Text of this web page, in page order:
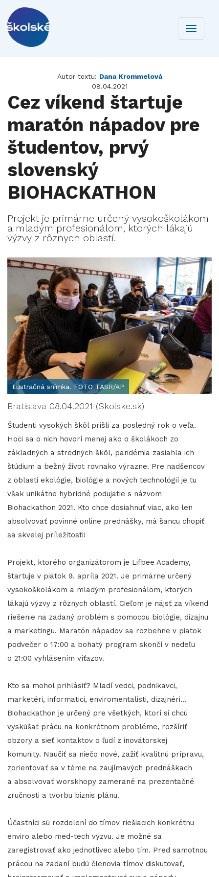
Toggle
Autor textu: Dana Krommelová
08.04.2021
Cez víkend štartuje
maratón nápadov pre
študentov, prvý
slovenský
BIOHACKATHON
Projekt je primárne určený vysokoškolákom
a mladým profesionálom, ktorých lákajú
výzvy z rôznych oblastí.
Ilustračná snímka. FOTO TASR/AP
Bratislava 08.04.2021 (Skolske.sk)
Študenti vysokých škôl prišli za posledný rok o veľa.
Hoci sa o nich hovorí menej ako o školákoch zo
základných a stredných škôl, pandémia zasiahla ich
štúdium a bežný život rovnako výrazne. Pre nadšencov
z oblasti ekológie, biológie a nových technológií je tu
však unikátne hybridné podujatie s názvom
Biohackathon 2021. Kto chce dosiahnuť viac, ako len
absolvovať povinné online prednášky, má šancu chopiť
sa skvelej príležitosti!
Projekt, ktorého organizátorom je Lifbee Academy,
štartuje v piatok 9. apríla 2021. Je primárne určený
vysokoškolákom a mladým profesionálom, ktorých
lákajú výzvy z rôznych oblastí. Cieľom je nájsť za víkend
riešenie na zadaný problém s pomocou biológie, dizajnu
a marketingu. Maratón nápadov sa rozbehne v piatok
podvečer o 17:00 a bohatý program skončí v nedeľu
o 21:00 vyhlásením víťazov.
Kto sa mohol prihlásiť? Mladí vedci, podnikavci,
marketéri, informatici, enviromentalisti, dizajnéri...
Biohackathon je určený pre všetkých, ktorí si chcú
vyskúšať prácu na konkrétnom probléme, rozšíriť
obzory a sieť kontaktov o ľudí z inovátorskej
komunity. Naučiť sa niečo nové, zažiť kvalitnú prípravu,
zorientovať sa v téme na zaujímavých prednáškach
a absolvovať worskhopy zamerané na prezentačné
zručnosti a tvorbu biznis plánu.
Účastníci sú rozdelení do tímov riešiacich konkrétnu
enviro alebo med-tech výzvu. Je možné sa
zaregistrovať ako jednotlivec alebo tím. Pred samotnou
prácou na zadaní budú členovia tímov diskutovať,